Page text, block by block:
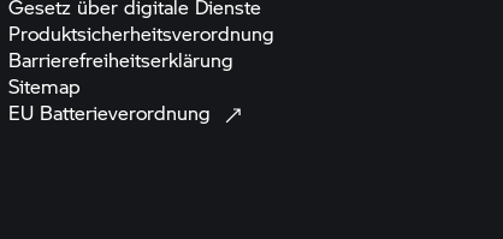
Gesetz über digitale Dienste
Produktsicherheitsverordnung
Barrierefreiheitserklärung
Sitemap
EU Batterieverordnung